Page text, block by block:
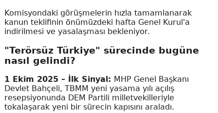
Komisyondaki görüşmelerin hızla tamamlanarak
kanun teklifinin önümüzdeki hafta Genel Kurul'a
indirilmesi ve yasalaşması bekleniyor.
"Terörsüz Türkiye" sürecinde bugüne
nasıl gelindi?
1 Ekim 2025 – İlk Sinyal: MHP Genel Başkanı
Devlet Bahçeli, TBMM yeni yasama yılı açılış
resepsiyonunda DEM Partili milletvekilleriyle
tokalaşarak yeni bir sürecin kapısını araladı.